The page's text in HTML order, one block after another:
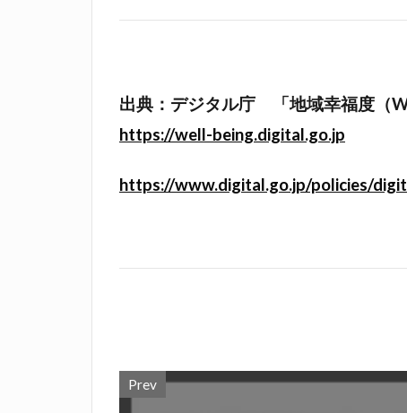
出典：デジタル庁 「地域幸福度（
https://well-being.digital.go.jp
https://www.digital.go.jp/policies/
Prev